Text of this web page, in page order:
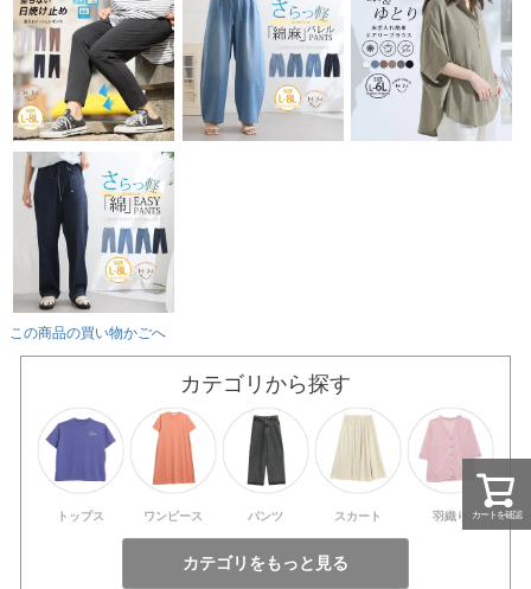
この商品の買い物かごへ
カートを確認
カテゴリから探す
トップス ワンピース パンツ スカート 羽織り